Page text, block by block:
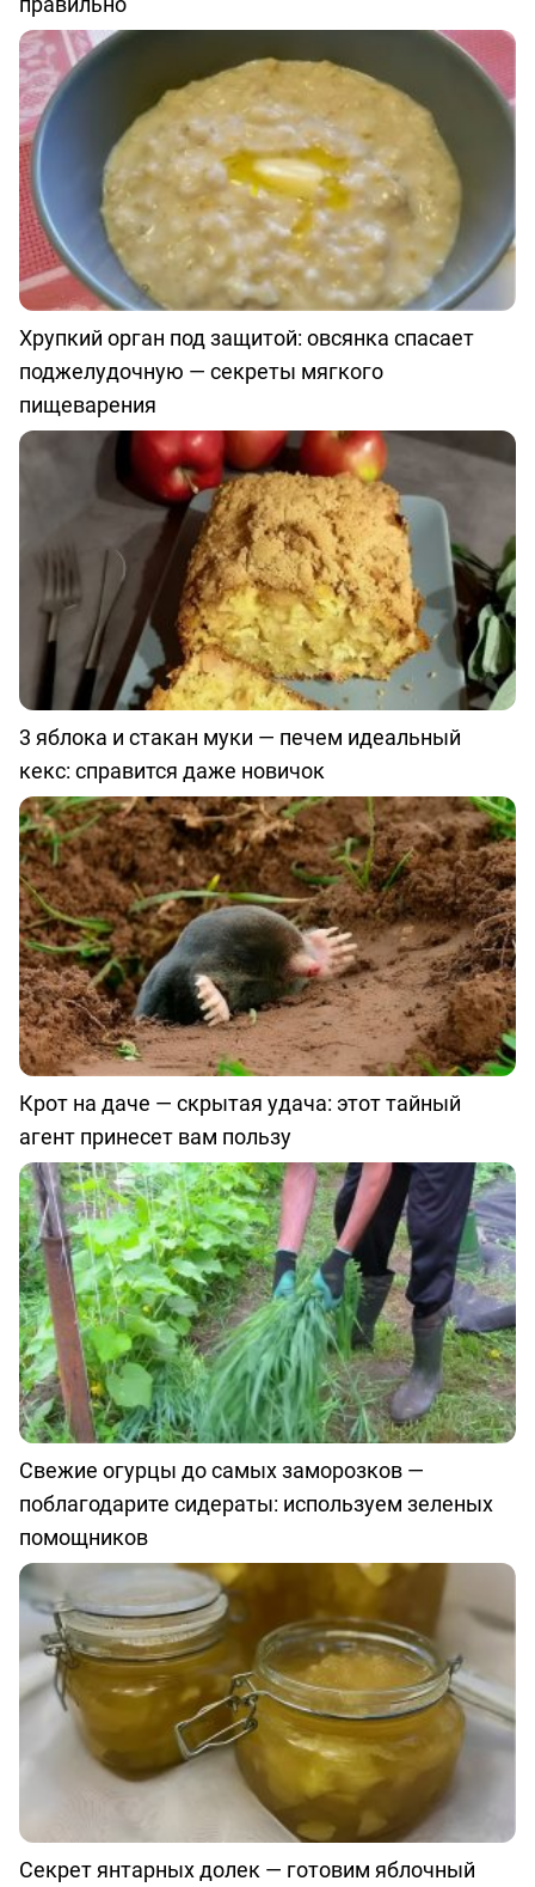
Хрупкий орган под защитой: овсянка спасает
поджелудочную — секреты мягкого
пищеварения
3 яблока и стакан муки — печем идеальный
кекс: справится даже новичок
Крот на даче — скрытая удача: этот тайный
агент принесет вам пользу
Свежие огурцы до самых заморозков —
поблагодарите сидераты: используем зеленых
помощников
Секрет янтарных долек — готовим яблочный